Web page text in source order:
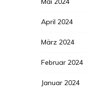
April 2024
März 2024
Februar 2024
Januar 2024